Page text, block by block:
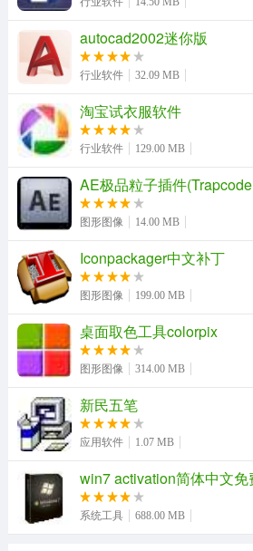
新增
1、翻页轻展卷轴，一览众候选，找
2、新增官方皮肤，界面品质再提升
3、偏好设置新增调频、用户词库等
4、常用词语可固定首位，就是这么任
改善
1、语音输入相关体验及功能设置
2、中英文状态提示标志默认开启
3、优化候选排序策略
修正
1、修复通行证账号自动退出的问题
2、修复同步时找不到服务器进程的
v3.5.0 ;
autocad2002迷你版
行业软件 32.09 MB
淘宝试衣服软件
行业软件 129.00 MB
AE极品粒子插件
图形图像 14.00 MB
Iconpackager中文补丁
图形图像 199.00 MB
桌面取色工具colorpix
图形图像 314.00 MB
新民五笔
应用软件 1.07 MB
win7 activation简体中文免
系统工具 688.00 MB